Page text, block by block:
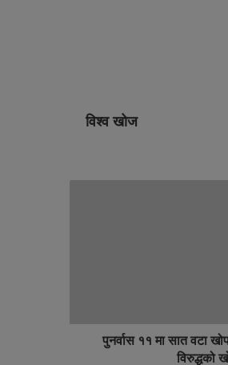
विश्व खोज
पुनर्वास ११ मा सात वटा
विरुद्धको